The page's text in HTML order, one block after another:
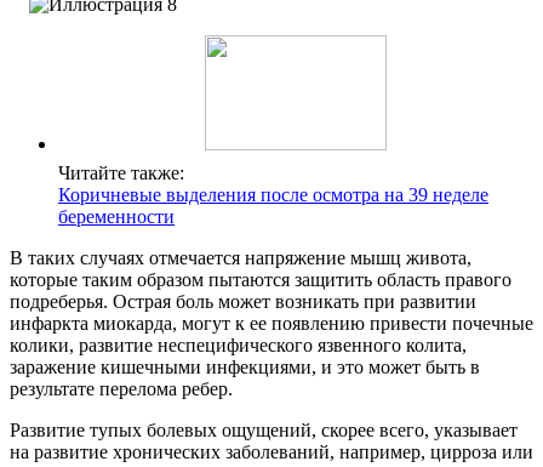
Читайте также:
Коричневые выделения после осмотра на 39 неделе
беременности
В таких случаях отмечается напряжение мышц живота,
которые таким образом пытаются защитить область правого
подреберья. Острая боль может возникать при развитии
инфаркта миокарда, могут к ее появлению привести почечные
колики, развитие неспецифического язвенного колита,
заражение кишечными инфекциями, и это может быть в
результате перелома ребер.
Развитие тупых болевых ощущений, скорее всего, указывает
на развитие хронических заболеваний, например, цирроза или